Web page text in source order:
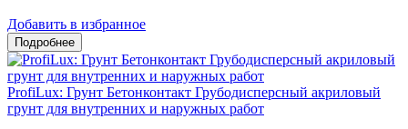
Добавить в избранное
ProfiLux: Грунт Бетонконтакт Грубодисперсный акриловый
грунт для внутренних и наружных работ